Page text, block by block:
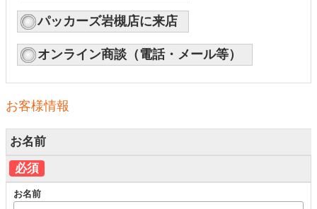
パッカーズ岩槻店に来店
オンライン商談（電話・メール等）
お客様情報
お名前
必須
お名前